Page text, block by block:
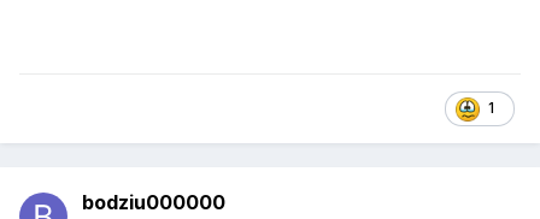
1
bodziu000000